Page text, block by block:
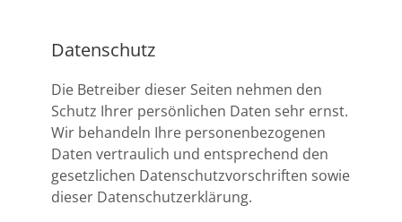
Datenschutz
Die Betreiber dieser Seiten nehmen den
Schutz Ihrer persönlichen Daten sehr ernst.
Wir behandeln Ihre personenbezogenen
Daten vertraulich und entsprechend den
gesetzlichen Datenschutzvorschriften sowie
dieser Datenschutzerklärung.